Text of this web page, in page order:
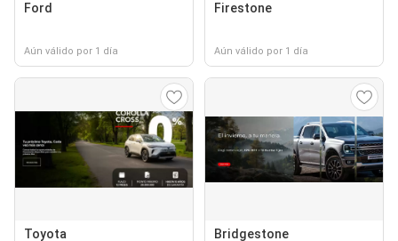
Ford
Aún válido por 1 día
Firestone
Aún válido por 1 día
Toyota Bridgestone